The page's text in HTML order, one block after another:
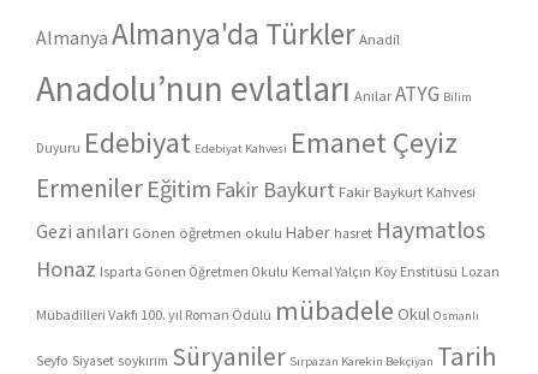
Almanya Almanya'da TürklerAnadil
Anadolu’nun evlatları Anılar ATYG Bilim
Duyuru Edebiyat Edebiyat Kahvesi Emanet Çeyiz
ErmenilerEğitim Fakir Baykurt Fakir Baykurt Kahvesi
Gezi anıları Gönen öğretmen okulu Haber hasret Haymatlos
Honaz Isparta Gönen Öğretmen Okulu Kemal Yalçın Köy Enstitüsü Lozan
Mübadilleri Vakfı 100. yıl Roman Ödülü mübadele Okul Osmanlı
Seyfo Siyaset soykırım Süryaniler Sırpazan Karekin Bekçiyan Tarih